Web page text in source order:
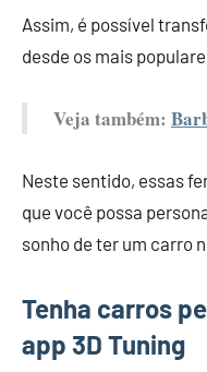
Assim, é possível
desde os mais
Veja também:
Neste sentido, essas
que você possa
sonho de ter um carro
Tenha carros
app 3D Tuning